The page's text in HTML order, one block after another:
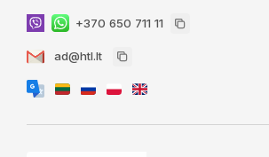
+370 650 711 11
ad@htl.lt